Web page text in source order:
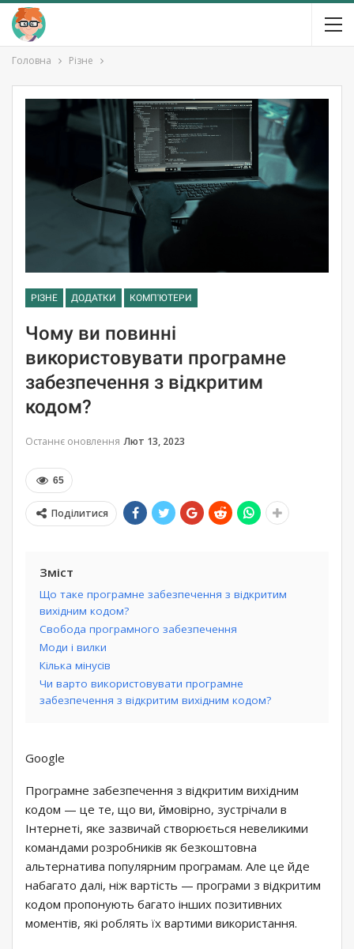
Головна Різне
РІЗНЕ ДОДАТКИ КОМП'ЮТЕРИ
Чому ви повинні
використовувати програмне
забезпечення з відкритим
кодом?
Останнє оновлення Лют 13, 2023
65
Поділитися
Зміст
Що таке програмне забезпечення з відкритим
вихідним кодом?
Свобода програмного забезпечення
Моди і вилки
Кілька мінусів
Чи варто використовувати програмне
забезпечення з відкритим вихідним кодом?
Google
Програмне забезпечення з відкритим вихідним
кодом — це те, що ви, ймовірно, зустрічали в
Інтернеті, яке зазвичай створюється невеликими
командами розробників як безкоштовна
альтернатива популярним програмам. Але це йде
набагато далі, ніж вартість — програми з відкритим
кодом пропонують багато інших позитивних
моментів, які роблять їх вартими використання.